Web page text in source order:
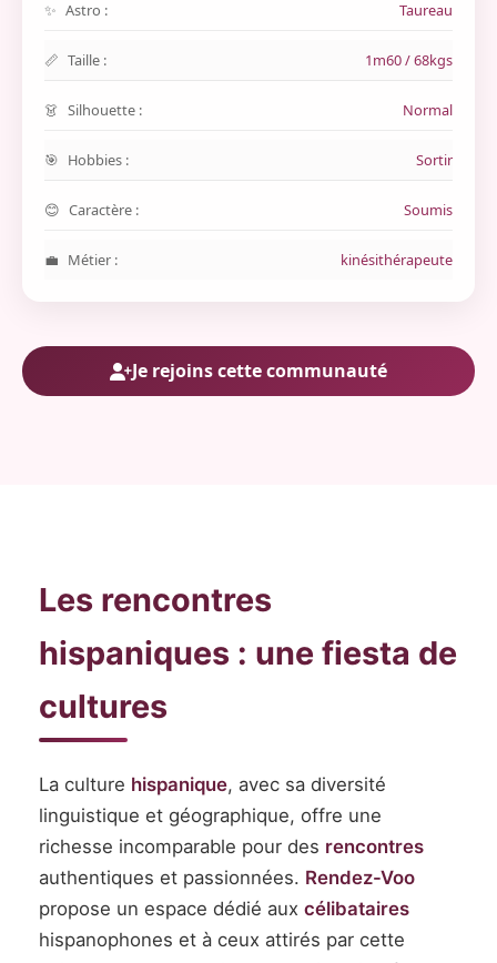
Astro : Taureau
Taille : 1m60 / 68kgs
Silhouette : Normal
Hobbies : Sortir
Caractère : Soumis
Métier : kinésithérapeute
Je rejoins cette communauté
Les rencontres
hispaniques : une fiesta de
cultures
La culture hispanique, avec sa diversité
linguistique et géographique, offre une
richesse incomparable pour des rencontres
authentiques et passionnées. Rendez-Voo
propose un espace dédié aux célibataires
hispanophones et à ceux attirés par cette